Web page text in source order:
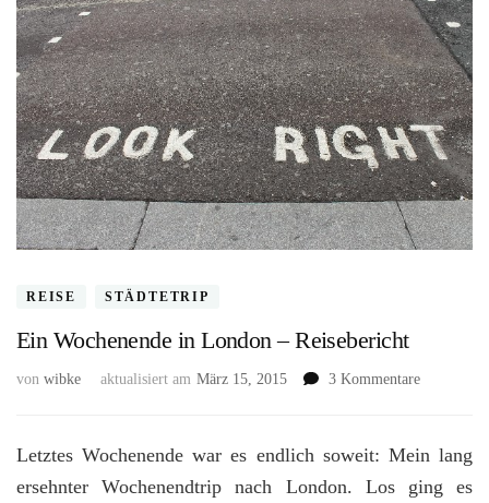
REISE STÄDTETRIP
Ein Wochenende in London – Reisebericht
von wibke aktualisiert am März 15, 2015 3 Kommentarezu
London
–
Letztes Wochenende war es endlich soweit: Mein lang
ersehnter Wochenendtrip nach London. Los ging es